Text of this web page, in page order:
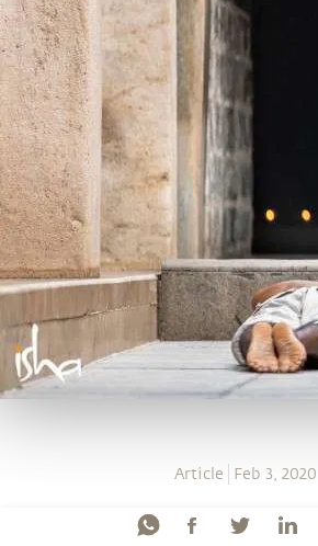
Article Feb 3, 2020